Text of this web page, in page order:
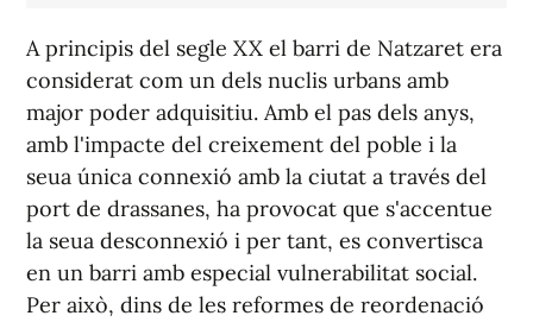
A principis del segle XX el barri de Natzaret era
considerat com un dels nuclis urbans amb
major poder adquisitiu. Amb el pas dels anys,
amb l'impacte del creixement del poble i la
seua única connexió amb la ciutat a través del
port de drassanes, ha provocat que s'accentue
la seua desconnexió i per tant, es convertisca
en un barri amb especial vulnerabilitat social.
Per això, dins de les reformes de reordenació